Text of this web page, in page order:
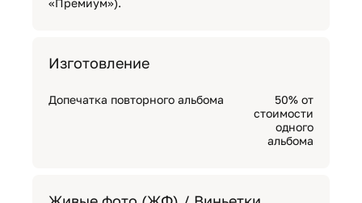
«Премиум»).
Изготовление
Допечатка повторного альбома
50% от
стоимости
одного
альбома